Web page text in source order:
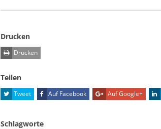
Drucken
Drucken
Teilen
Tweet Auf Facebook Auf Google+
Schlagworte